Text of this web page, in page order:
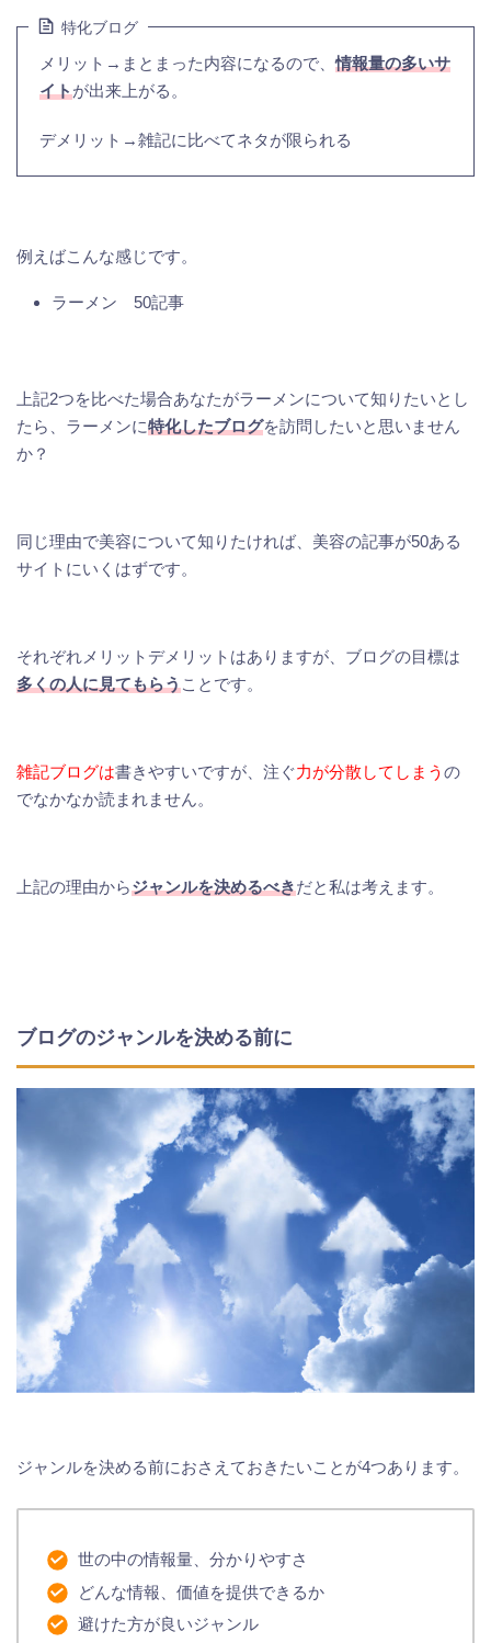
特化ブログ
メリット→まとまった内容になるので、情報量の多いサ
イトが出来上がる。
デメリット→雑記に比べてネタが限られる
例えばこんな感じです。
ラーメン 50記事
上記2つを比べた場合あなたがラーメンについて知りたいとし
たら、ラーメンに特化したブログを訪問したいと思いません
か？
同じ理由で美容について知りたければ、美容の記事が50ある
サイトにいくはずです。
それぞれメリットデメリットはありますが、ブログの目標は
多くの人に見てもらうことです。
雑記ブログは書きやすいですが、注ぐ力が分散してしまう の
でなかなか読まれません。
上記の理由からジャンルを決めるべきだと私は考えます。
ブログのジャンルを決める前に
ジャンルを決める前におさえておきたいことが4つあります。
世の中の情報量、分かりやすさ
どんな情報、価値を提供できるか
避けた方が良いジャンル